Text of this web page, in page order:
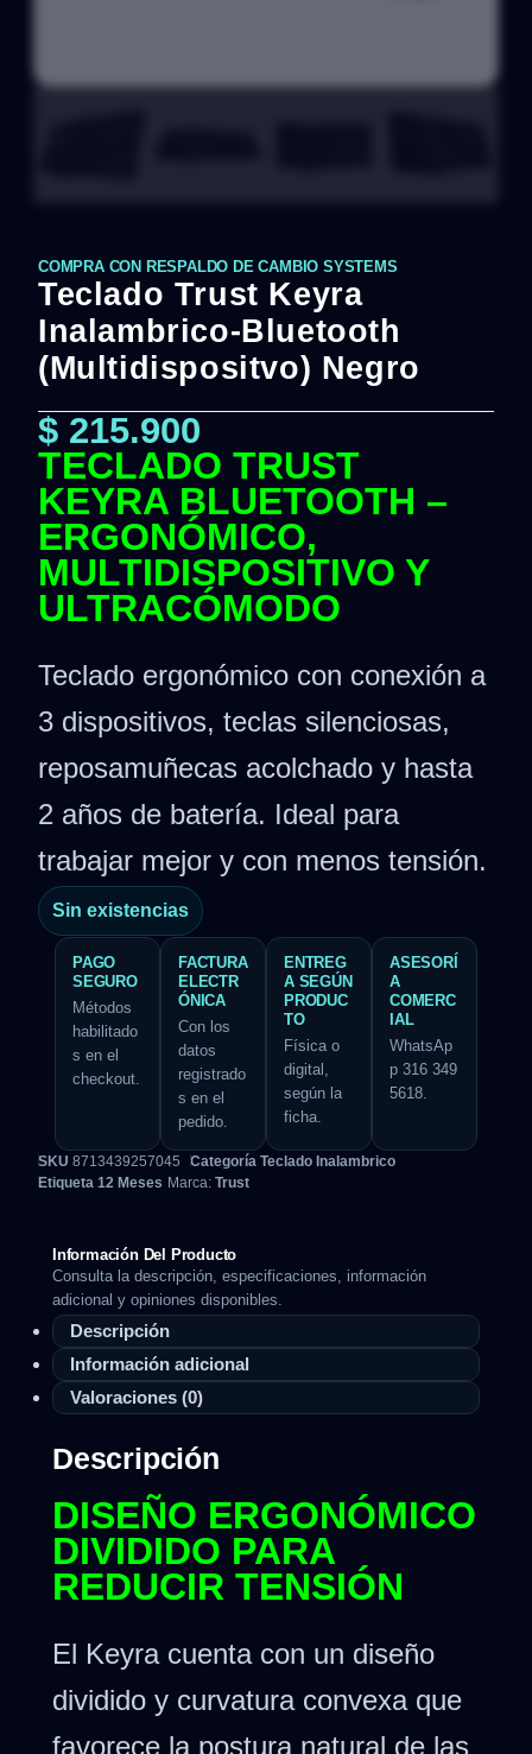
COMPRA CON RESPALDO DE CAMBIO SYSTEMS
Teclado Trust Keyra
Inalambrico-Bluetooth
(multidispositvo) Negro
$ 215.900
TECLADO TRUST
KEYRA BLUETOOTH –
ERGONÓMICO,
MULTIDISPOSITIVO Y
ULTRACÓMODO
Teclado ergonómico con conexión a
3 dispositivos, teclas silenciosas,
reposamuñecas acolchado y hasta
2 años de batería. Ideal para
trabajar mejor y con menos tensión.
Sin existencias
PAGO
SEGURO
Métodos
habilitado
s en el
checkout.
FACTURA
ELECTR
ÓNICA
Con los
datos
registrado
s en el
pedido.
ENTREG
A SEGÚN
PRODUC
TO
Física o
digital,
según la
ficha.
ASESORÍ
A
COMERC
IAL
WhatsAp
p 316 349
5618.
SKU 8713439257045 Categoría Teclado Inalambrico
Etiqueta 12 Meses Marca: Trust
Información Del Producto
Consulta la descripción, especificaciones, información
adicional y opiniones disponibles.
Descripción
Información adicional
Valoraciones (0)
Descripción
DISEÑO ERGONÓMICO
DIVIDIDO PARA
REDUCIR TENSIÓN
El Keyra cuenta con un diseño
dividido y curvatura convexa que
favorece la postura natural de las